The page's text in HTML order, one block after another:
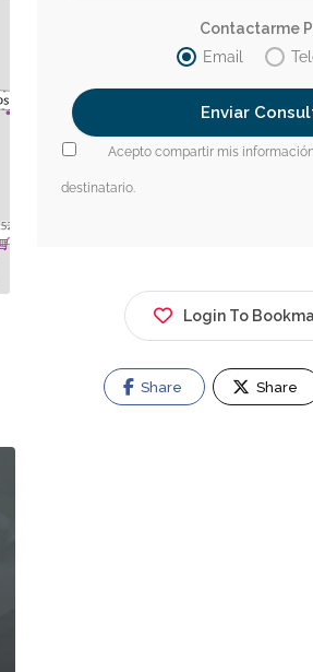
Contactarme
Email
Acepto compartir mis
destinatario.
Login To
Share Share